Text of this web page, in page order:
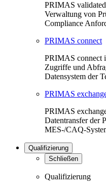
PRIMAS
Verwaltung von
Compliance
PRIMAS connect
PRIMAS connect
Zugriffe und
Datensystem der
PRIMAS
PRIMAS
Datentransfer der
MES-/CAQ-
Qualifizierung
Schließen
Qualifizierung